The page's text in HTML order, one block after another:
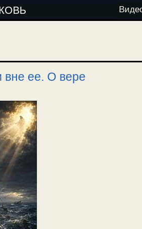
вне ее. О вере